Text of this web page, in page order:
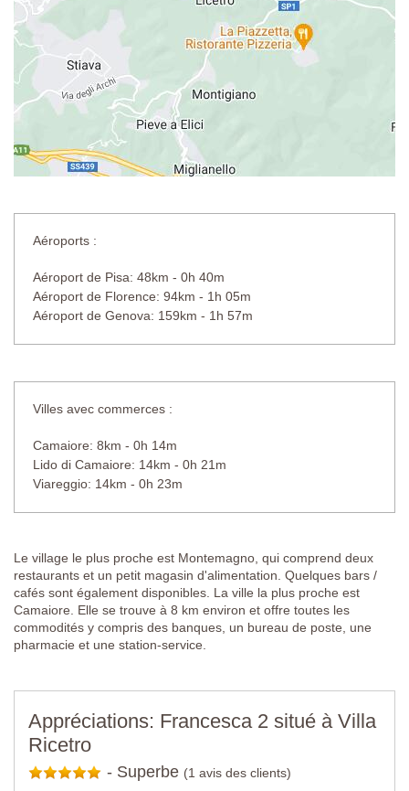
Aéroports :
Aéroport de Pisa: 48km - 0h 40m
Aéroport de Florence: 94km - 1h 05m
Aéroport de Genova: 159km - 1h 57m
Villes avec commerces :
Camaiore: 8km - 0h 14m
Lido di Camaiore: 14km - 0h 21m
Viareggio: 14km - 0h 23m
Le village le plus proche est Montemagno, qui comprend deux
restaurants et un petit magasin d'alimentation. Quelques bars /
cafés sont également disponibles. La ville la plus proche est
Camaiore. Elle se trouve à 8 km environ et offre toutes les
commodités y compris des banques, un bureau de poste, une
pharmacie et une station-service.
Appréciations: Francesca 2 situé à Villa
Ricetro
- Superbe (1 avis des clients)